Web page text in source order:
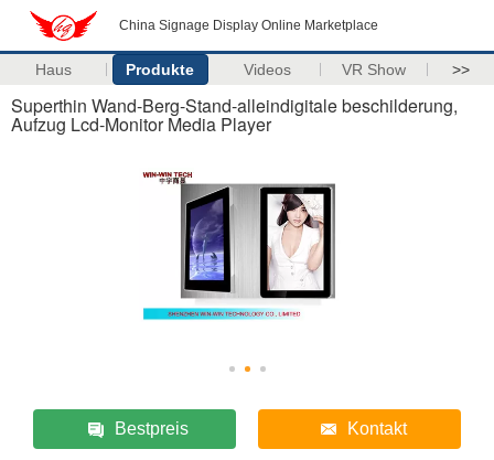
China Signage Display Online Marketplace
Haus Produkte Videos VR Show >>
Superthin Wand-Berg-Stand-alleindigitale beschilderung,
Aufzug Lcd-Monitor Media Player
Bestpreis Kontakt